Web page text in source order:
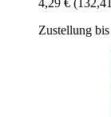
Zustellung